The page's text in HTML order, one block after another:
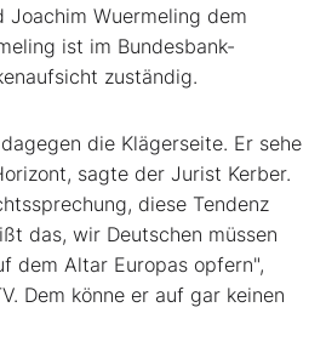
Joachim Wuermeling dem
ist im Bundesbank-
zuständig.
die Klägerseite. Er sehe
sagte der Jurist Kerber.
diese Tendenz
das, wir Deutschen müssen
dem Altar Europas opfern",
Dem könne er auf gar keinen